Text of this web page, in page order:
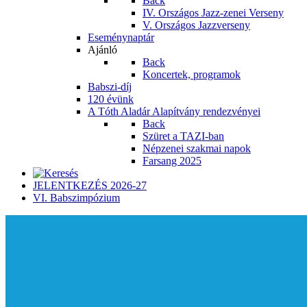
IV. Országos Jazz-zenei Verseny
V. Országos Jazzverseny
Eseménynaptár
Ajánló
Back
Koncertek, programok
Babszi-díj
120 évünk
A Tóth Aladár Alapítvány rendezvényei
Back
Szüret a TAZI-ban
Népzenei szakmai napok
Farsang 2025
JELENTKEZÉS 2026-27
VI. Babszimpózium